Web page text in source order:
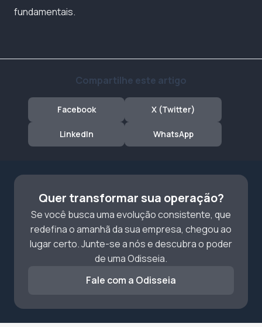
fundamentais.
Compartilhe este artigo
Facebook X (Twitter)
LinkedIn WhatsApp
Quer transformar sua operação?
Se você busca uma evolução consistente, que
redefina o amanhã da sua empresa, chegou ao
lugar certo. Junte-se a nós e descubra o poder
de uma Odisseia.
Fale com a Odisseia